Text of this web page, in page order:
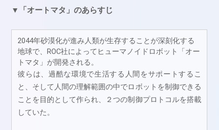
▼「オートマタ」のあらすじ
2044年砂漠化が進み人類が生存することが深刻化する
地球で、ROC社によってヒューマノイドロボット「オー
トマタ」が開発される。
彼らは、過酷な環境で生活する人間をサポートするこ
と、そして人間の理解範囲の中でロボットを制御できる
ことを目的として作られ、２つの制御プロトコルを搭載
していた。